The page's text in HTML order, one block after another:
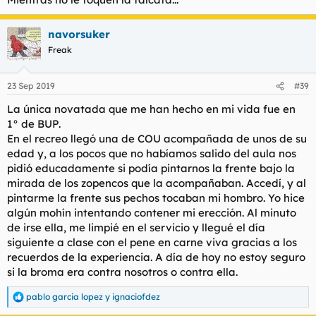
navorsuker
Freak
23 Sep 2019 #39
La única novatada que me han hecho en mi vida fue en
1° de BUP.
En el recreo llegó una de COU acompañada de unos de su
edad y, a los pocos que no habíamos salido del aula nos
pidió educadamente si podía pintarnos la frente bajo la
mirada de los zopencos que la acompañaban. Accedí, y al
pintarme la frente sus pechos tocaban mi hombro. Yo hice
algún mohín intentando contener mi erección. Al minuto
de irse ella, me limpié en el servicio y llegué el día
siguiente a clase con el pene en carne viva gracias a los
recuerdos de la experiencia. A día de hoy no estoy seguro
si la broma era contra nosotros o contra ella.
R
e
pablo garcia lopez y ignaciofdez